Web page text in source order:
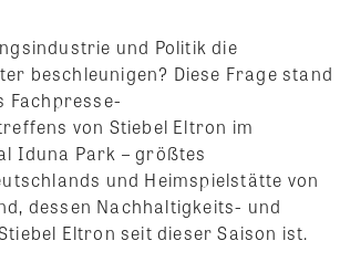
und Politik die
beschleunigen? Diese Frage stand
Fachpresse-
von Stiebel Eltron im
Iduna Park – größtes
und Heimspielstätte von
dessen Nachhaltigkeits- und
Eltron seit dieser Saison ist.